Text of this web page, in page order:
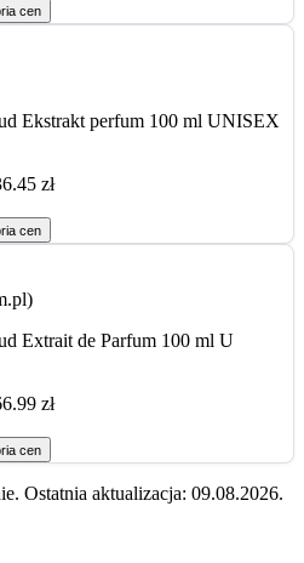
cen
Ekstrakt perfum 100 ml UNISEX
zł
cen
Extrait de Parfum 100 ml U
zł
cen
Ostatnia aktualizacja: 09.08.2026.